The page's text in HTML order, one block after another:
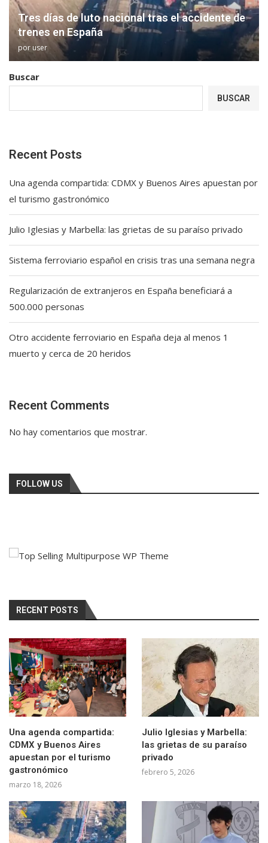
Tres días de luto nacional tras el accidente de
trenes en España
por user
Buscar
BUSCAR
Recent Posts
Una agenda compartida: CDMX y Buenos Aires apuestan por
el turismo gastronómico
Julio Iglesias y Marbella: las grietas de su paraíso privado
Sistema ferroviario español en crisis tras una semana negra
Regularización de extranjeros en España beneficiará a
500.000 personas
Otro accidente ferroviario en España deja al menos 1
muerto y cerca de 20 heridos
Recent Comments
No hay comentarios que mostrar.
FOLLOW US
RECENT POSTS
Una agenda compartida:
CDMX y Buenos Aires
apuestan por el turismo
gastronómico
marzo 18, 2026
Julio Iglesias y Marbella:
las grietas de su paraíso
privado
febrero 5, 2026